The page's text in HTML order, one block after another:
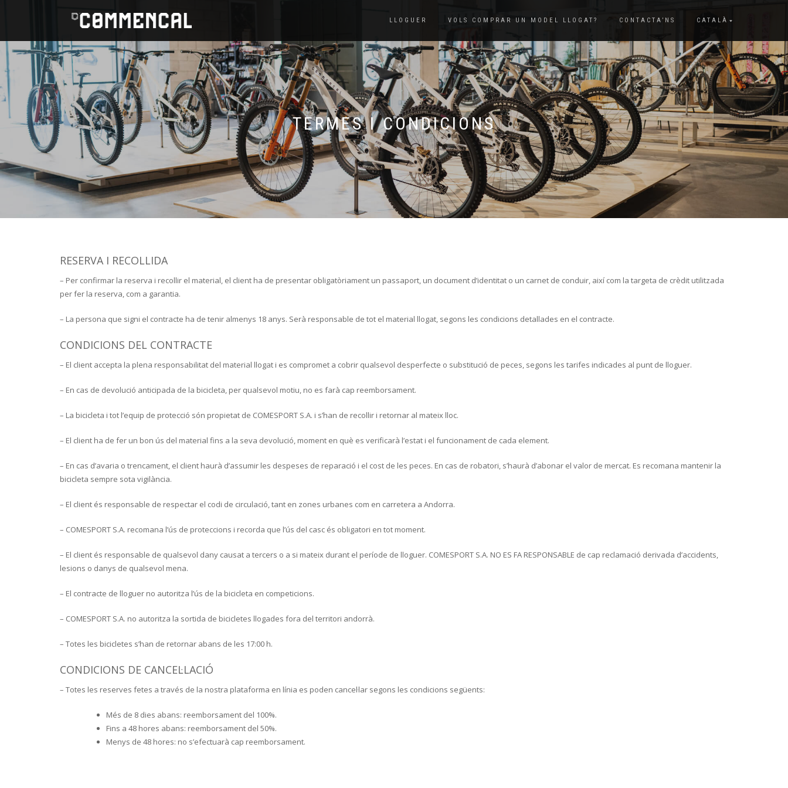
LLOGUER VOLS COMPRAR UN MODEL LLOGAT? CONTACTA’NS CATALÀ
TERMES I CONDICIONS
RESERVA I RECOLLIDA
– Per confirmar la reserva i recollir el material, el client ha de presentar obligatòriament un passaport, un document d’identitat o un carnet de conduir, així com la targeta de crèdit utilitzada
per fer la reserva, com a garantia.
– La persona que signi el contracte ha de tenir almenys 18 anys. Serà responsable de tot el material llogat, segons les condicions detallades en el contracte.
CONDICIONS DEL CONTRACTE
– El client accepta la plena responsabilitat del material llogat i es compromet a cobrir qualsevol desperfecte o substitució de peces, segons les tarifes indicades al punt de lloguer.
– En cas de devolució anticipada de la bicicleta, per qualsevol motiu, no es farà cap reemborsament.
– La bicicleta i tot l’equip de protecció són propietat de COMESPORT S.A. i s’han de recollir i retornar al mateix lloc.
– El client ha de fer un bon ús del material fins a la seva devolució, moment en què es verificarà l’estat i el funcionament de cada element.
– En cas d’avaria o trencament, el client haurà d’assumir les despeses de reparació i el cost de les peces. En cas de robatori, s’haurà d’abonar el valor de mercat. Es recomana mantenir la
bicicleta sempre sota vigilància.
– El client és responsable de respectar el codi de circulació, tant en zones urbanes com en carretera a Andorra.
– COMESPORT S.A. recomana l’ús de proteccions i recorda que l’ús del casc és obligatori en tot moment.
– El client és responsable de qualsevol dany causat a tercers o a si mateix durant el període de lloguer. COMESPORT S.A. NO ES FA RESPONSABLE de cap reclamació derivada d’accidents,
lesions o danys de qualsevol mena.
– El contracte de lloguer no autoritza l’ús de la bicicleta en competicions.
– COMESPORT S.A. no autoritza la sortida de bicicletes llogades fora del territori andorrà.
– Totes les bicicletes s’han de retornar abans de les 17:00 h.
CONDICIONS DE CANCEL·LACIÓ
– Totes les reserves fetes a través de la nostra plataforma en línia es poden cancel·lar segons les condicions següents:
Més de 8 dies abans: reemborsament del 100%.
Fins a 48 hores abans: reemborsament del 50%.
Menys de 48 hores: no s’efectuarà cap reemborsament.